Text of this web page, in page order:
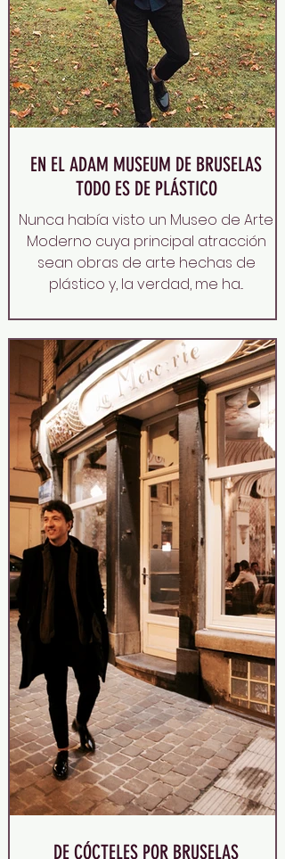
EN EL ADAM MUSEUM DE BRUSELAS
TODO ES DE PLÁSTICO
Nunca había visto un Museo de Arte
Moderno cuya principal atracción
sean obras de arte hechas de
plástico y, la verdad, me ha...
DE CÓCTELES POR BRUSELAS